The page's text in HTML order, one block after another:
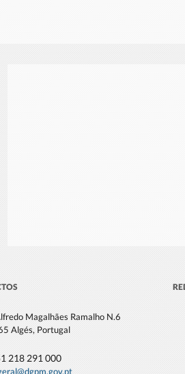
Magalhães Ramalho N.6
Algés, Portugal
218 291 000
.gov.pt